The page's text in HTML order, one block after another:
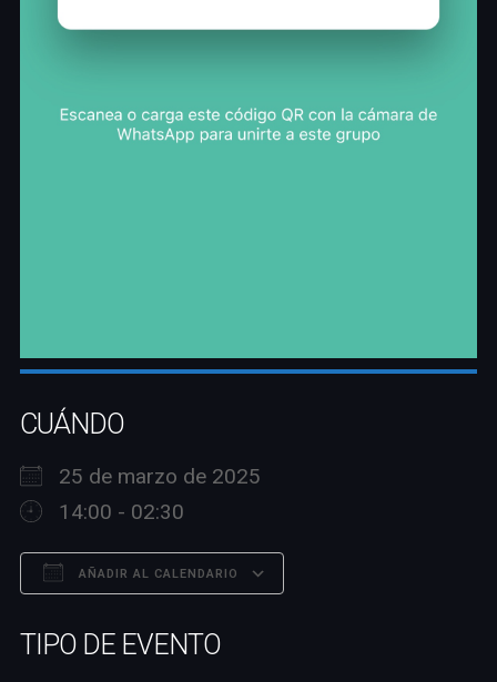
CUÁNDO
25 de marzo de 2025
14:00 - 02:30
AÑADIR AL CALENDARIO
TIPO DE EVENTO